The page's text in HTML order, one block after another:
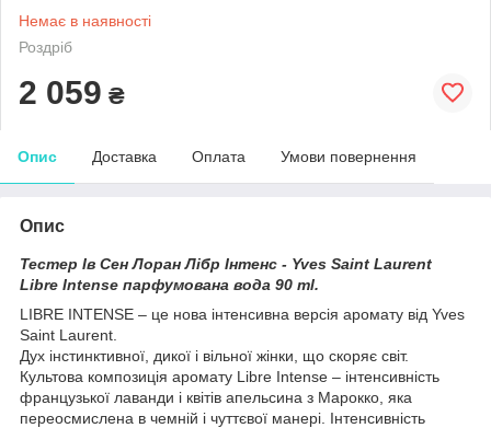
Немає в наявності
Роздріб
2 059 ₴
Опис Доставка Оплата Умови повернення
Опис
Тестер Ів Сен Лоран Лібр Інтенс - Yves Saint Laurent
Libre Intense парфумована вода 90 ml.
LIBRE INTENSE – це нова інтенсивна версія аромату від Yves
Saint Laurent.
Дух інстинктивної, дикої і вільної жінки, що скоряє світ.
Культова композиція аромату Libre Intense – інтенсивність
французької лаванди і квітів апельсина з Марокко, яка
переосмислена в чемній і чуттєвої манері. Інтенсивність